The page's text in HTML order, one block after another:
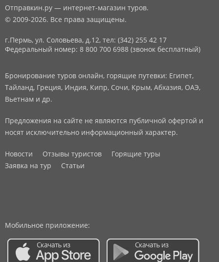
Отправкин.ру — интернет-магазин туров.
© 2009-2026. Все права защищены.
г.Пермь, ул. Соловьева, д.12, тел: (342) 255 42 17
Федеральный номер: 8 800 700 6988 (звонок бесплатный)
Бронирование туров онлайн, горящие путевки: Египет,
Тайланд, Греция, Индия, Кипр, Сочи, Крым, Абхазия, ОАЭ,
Вьетнам и др.
Предложения на сайте не являются публичной офертой и
носят исключительно информационный характер.
Новости Отзывы туристов
Горящие туры
Заявка на тур
Статьи
Мобильное приложение: